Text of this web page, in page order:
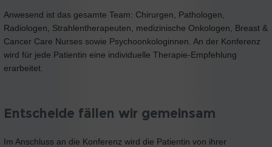
Anwesend ist das gesamte Team: Chirurgen, Pathologen,
Radiologen, Strahlentherapeuten, medizinische Onkologen, Breast &
Cancer Care Nurses sowie Psychoonkologinnen. An der Konferenz
wird für jede Patientin eine individuelle Therapie-Empfehlung
erarbeitet.
Entscheide fällen wir gemeinsam
Im Anschluss an die Konferenz wird die Patientin von ihrer